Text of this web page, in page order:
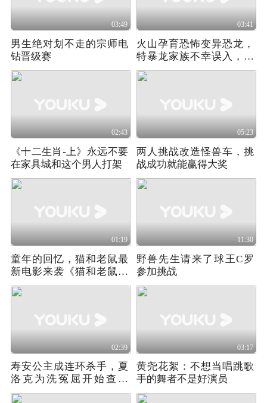
03:49
男生绝对划不走的宗师电
钻晋级赛
03:41
火山孕育恐怖变异恐龙，
特暴龙家族不幸误入，大
战一触而发！
02:43
《十二生肖-上》永远不要
在家具城和这个男人打架
05:23
两人挑战改造怪兽车，挑
战成功就能赢得大奖
01:19
童年的回忆，猫和老鼠最
新电影来袭《猫和老鼠：
星盘奇缘》
11:30
野兽先生请来了球王C罗
参加挑战
02:39
寿安公主成连环杀手，夏
洛克为洗冤屈开始查案
《青年夏洛克》02
03:17
黄尧花絮：不想当唱跳歌
手的舞者不是好演员